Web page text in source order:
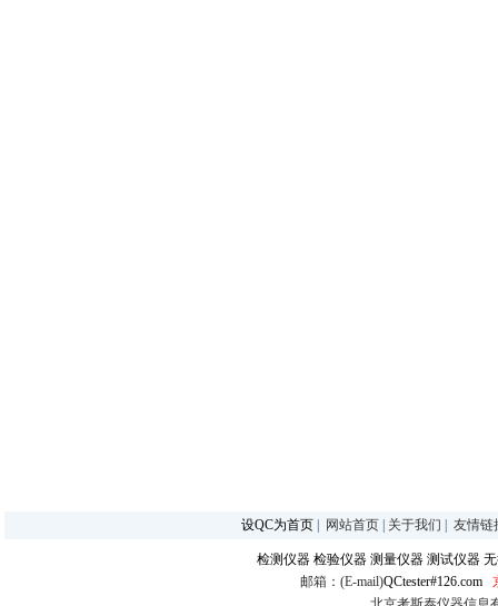
设QC为首页 网站首页 关于我们 友情链
检测仪器 检验仪器 测量仪器 测试仪器
邮箱：(E-mail)QCtester#126.com